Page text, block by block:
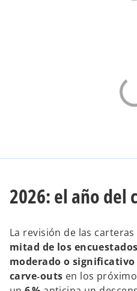
2026: el año del
La revisión de las
mitad de los encuestados
moderado o significativo
carve‑outs en los